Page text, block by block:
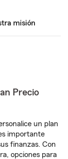
misión
Precio
un plan
importante
finanzas. Con
opciones para